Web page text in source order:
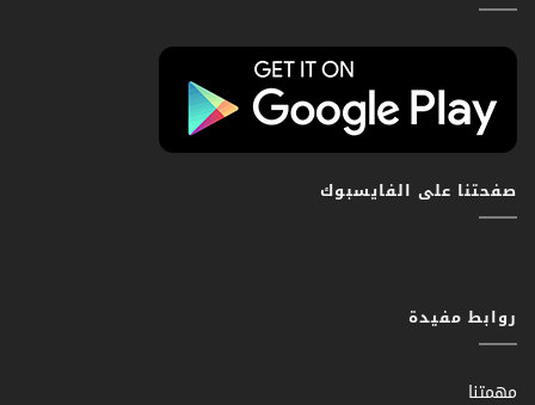
صفحتنا على الفايسبوك
روابط مفيدة
مهمتنا